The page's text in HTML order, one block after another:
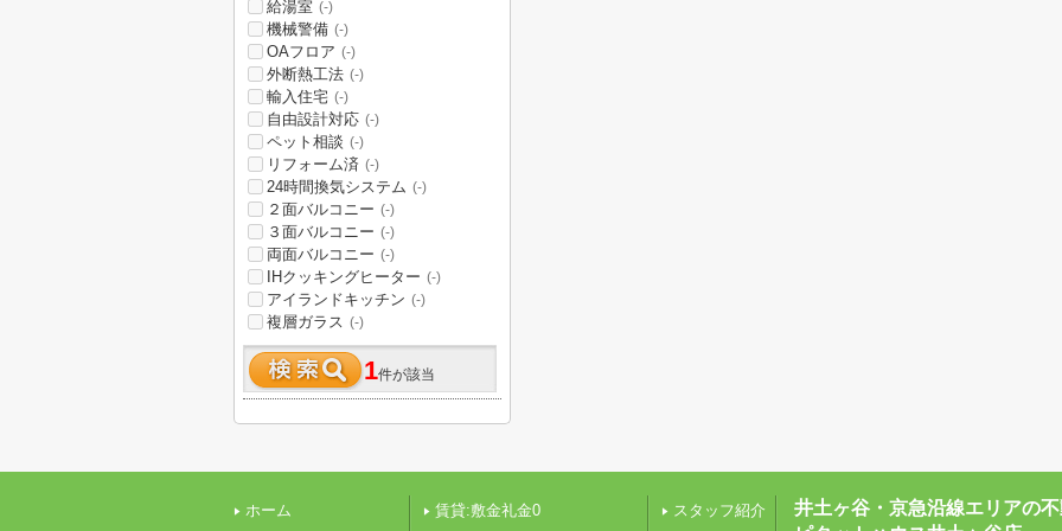
給湯室 (-)
機械警備 (-)
OAフロア (-)
外断熱工法 (-)
輸入住宅 (-)
自由設計対応 (-)
ペット相談 (-)
リフォーム済 (-)
24時間換気システム (-)
２面バルコニー (-)
３面バルコニー (-)
両面バルコニー (-)
IHクッキングヒーター (-)
アイランドキッチン (-)
複層ガラス (-)
1件が該当
ホーム 賃貸:敷金礼金0 スタッフ紹介
井土ヶ谷・京急沿線エリアの